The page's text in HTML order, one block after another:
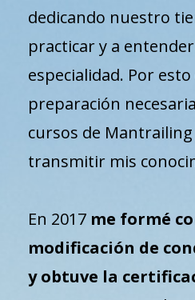
dedicando nuestro
practicar y a
especialidad. Por
preparación
cursos de
transmitir mis
En 2017 me formé
modificación de
y obtuve la